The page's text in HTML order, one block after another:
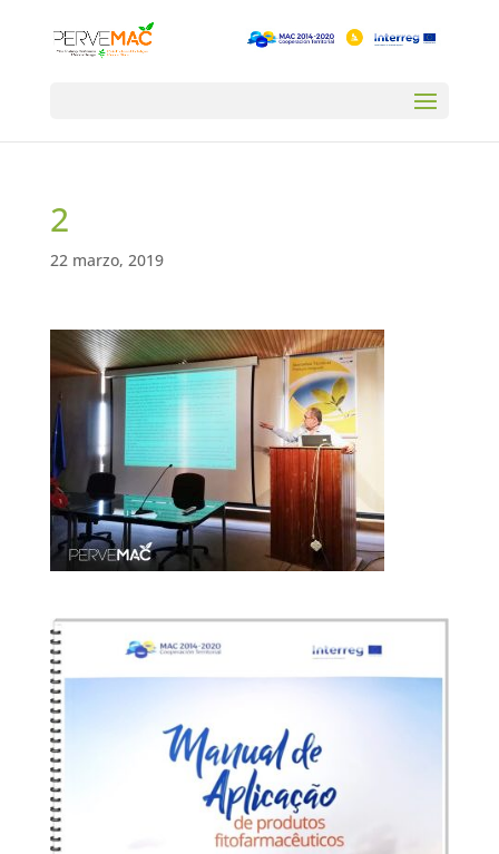
2
22 marzo, 2019